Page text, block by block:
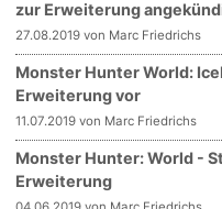
zur Erweiterung
27.08.2019 von Marc Friedrichs
Monster Hunter World:
Erweiterung vor
11.07.2019 von Marc Friedrichs
Monster Hunter: World -
Erweiterung